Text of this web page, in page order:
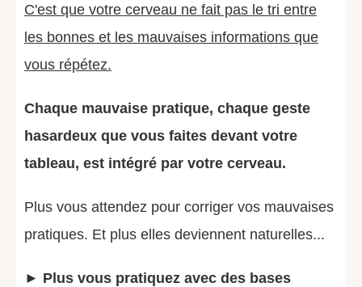
C'est que votre cerveau ne fait pas le tri entre
les bonnes et les mauvaises informations que
vous répétez.
Chaque mauvaise pratique, chaque geste
hasardeux que vous faites devant votre
tableau, est intégré par votre cerveau.
Plus vous attendez pour corriger vos mauvaises
pratiques. Et plus elles deviennent naturelles...
► Plus vous pratiquez avec des bases